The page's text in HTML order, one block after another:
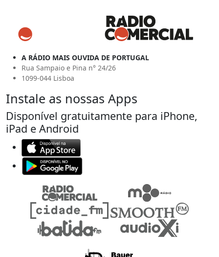
A RÁDIO MAIS OUVIDA DE PORTUGAL
Rua Sampaio e Pina n° 24/26
1099-044 Lisboa
Instale as nossas Apps
Disponível gratuitamente para iPhone,
iPad e Android